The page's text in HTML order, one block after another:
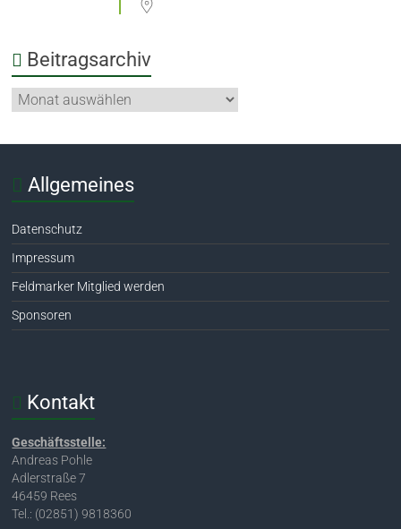
Beitragsarchiv
Allgemeines
Datenschutz
Impressum
Feldmarker Mitglied werden
Sponsoren
Kontakt
Geschäftsstelle:
Andreas Pohle
Adlerstraße 7
46459 Rees
Tel.: (02851) 9818360